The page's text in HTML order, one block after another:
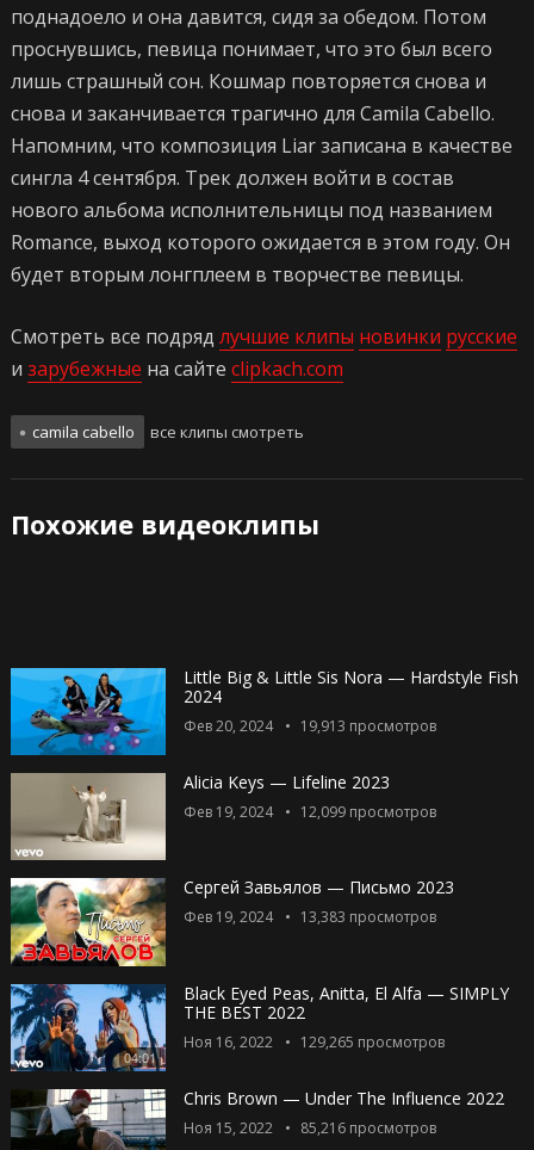
поднадоело и она давится, сидя за обедом. Потом
проснувшись, певица понимает, что это был всего
лишь страшный сон. Кошмар повторяется снова и
снова и заканчивается трагично для Camila Cabello.
Напомним, что композиция Liar записана в качестве
сингла 4 сентября. Трек должен войти в состав
нового альбома исполнительницы под названием
Romance, выход которого ожидается в этом году. Он
будет вторым лонгплеем в творчестве певицы.
Смотреть все подряд лучшие клипы новинки русские
и зарубежные на сайте clipkach.com
camila cabello все клипы смотреть
Похожие видеоклипы
Little Big & Little Sis Nora — Hardstyle Fish
2024
Фев 20, 2024 19,913 просмотров
Alicia Keys — Lifeline 2023
Фев 19, 2024 12,099просмотров
Сергей Завьялов — Письмо 2023
Фев 19, 2024 13,383 просмотров
04:01
Black Eyed Peas, Anitta, El Alfa — SIMPLY
THE BEST 2022
Ноя 16, 2022 129,265 просмотров
Chris Brown — Under The Influence 2022
Ноя 15, 2022 85,216просмотров